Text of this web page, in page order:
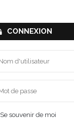
CONNEXION
Se souvenir de moi